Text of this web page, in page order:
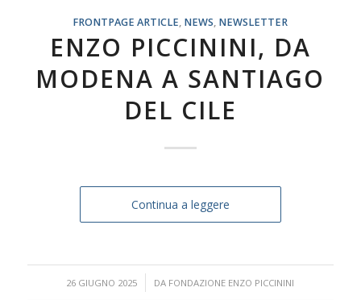
FRONTPAGE ARTICLE, NEWS, NEWSLETTER
ENZO PICCININI, DA
MODENA A SANTIAGO
DEL CILE
Continua a leggere
26 GIUGNO 2025
/ DA FONDAZIONE ENZO PICCININI